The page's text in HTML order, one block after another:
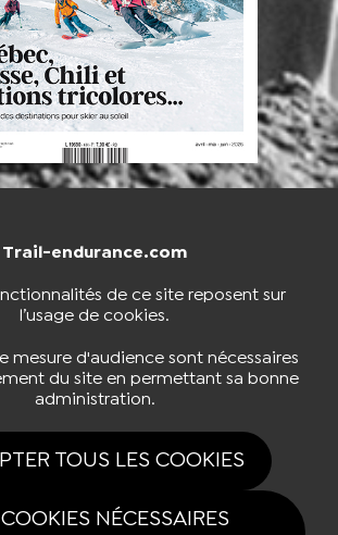
Trail-endurance.com
de ce site reposent sur
l’usage de cookies.
mesure d'audience sont nécessaires
du site en permettant sa bonne
administration.
TOUS LES COOKIES
COOKIES NÉCESSAIRES
NOUS CONTACTER BOUTIQUE
NOUS SUIVRE